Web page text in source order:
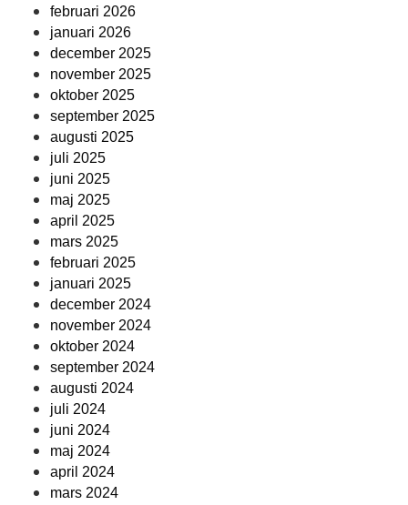
februari 2026
januari 2026
december 2025
november 2025
oktober 2025
september 2025
augusti 2025
juli 2025
juni 2025
maj 2025
april 2025
mars 2025
februari 2025
januari 2025
december 2024
november 2024
oktober 2024
september 2024
augusti 2024
juli 2024
juni 2024
maj 2024
april 2024
mars 2024